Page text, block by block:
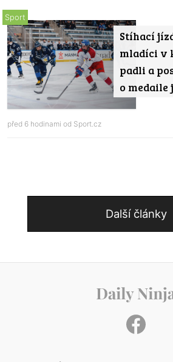
Stíhací
mladíci v
padli a
o
Sport
před 6 hodinami od Sport.cz
Další články